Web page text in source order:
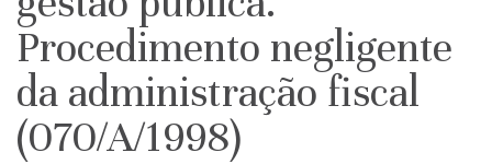
Procedimento negligente
da administração fiscal
(070/A/1998)